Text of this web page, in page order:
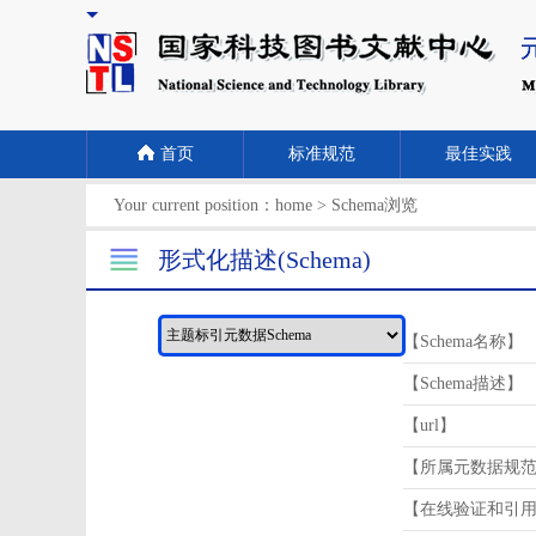
首页 标准规范 最佳实践
Your current position： home > Schema浏览
形式化描述(Schema)
【Schema名称】
【Schema描述】
【url】
【所属元数据规
【在线验证和引